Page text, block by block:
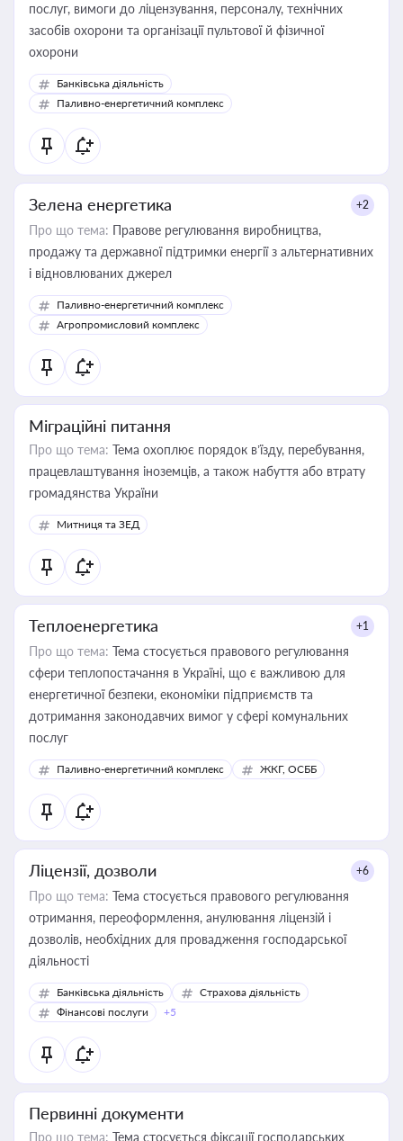
послуг, вимоги до ліцензування, персоналу, технічних
засобів охорони та організації пультової й фізичної
охорони
Банківська діяльність
Паливно-енергетичний комплекс
Зелена енергетика +2
Про що тема: Правове регулювання виробництва,
продажу та державної підтримки енергії з альтернативних
і відновлюваних джерел
Паливно-енергетичний комплекс
Агропромисловий комплекс
Міграційні питання
Про що тема: Тема охоплює порядок в’їзду, перебування,
працевлаштування іноземців, а також набуття або втрату
громадянства України
Митниця та ЗЕД
Теплоенергетика +1
Про що тема: Тема стосується правового регулювання
сфери теплопостачання в Україні, що є важливою для
енергетичної безпеки, економіки підприємств та
дотримання законодавчих вимог у сфері комунальних
послуг
Паливно-енергетичний комплекс ЖКГ, ОСББ
Ліцензії, дозволи +6
Про що тема: Тема стосується правового регулювання
отримання, переоформлення, анулювання ліцензій і
дозволів, необхідних для провадження господарської
діяльності
Банківська діяльність
Страхова діяльність
Фінансові послуги
+5
Первинні документи
Про що тема: Тема стосується фіксації господарських